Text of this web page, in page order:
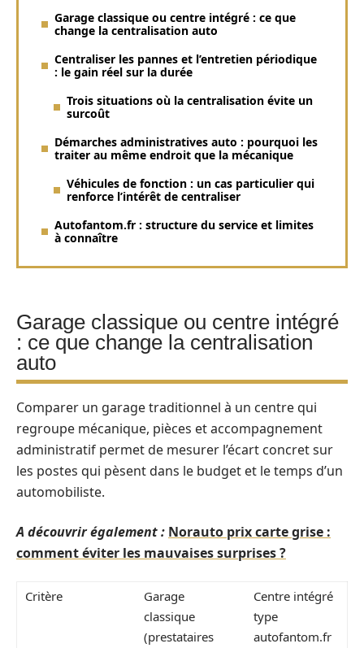
Garage classique ou centre intégré : ce que
change la centralisation auto
Centraliser les pannes et l’entretien périodique
: le gain réel sur la durée
Trois situations où la centralisation évite un
surcoût
Démarches administratives auto : pourquoi les
traiter au même endroit que la mécanique
Véhicules de fonction : un cas particulier qui
renforce l’intérêt de centraliser
Autofantom.fr : structure du service et limites
à connaître
Garage classique ou centre intégré
: ce que change la centralisation
auto
Comparer un garage traditionnel à un centre qui
regroupe mécanique, pièces et accompagnement
administratif permet de mesurer l’écart concret sur
les postes qui pèsent dans le budget et le temps d’un
automobiliste.
A découvrir également : Norauto prix carte grise :
comment éviter les mauvaises surprises ?
Critère
Garage
classique
(prestataires
Centre intégré
type
autofantom.fr